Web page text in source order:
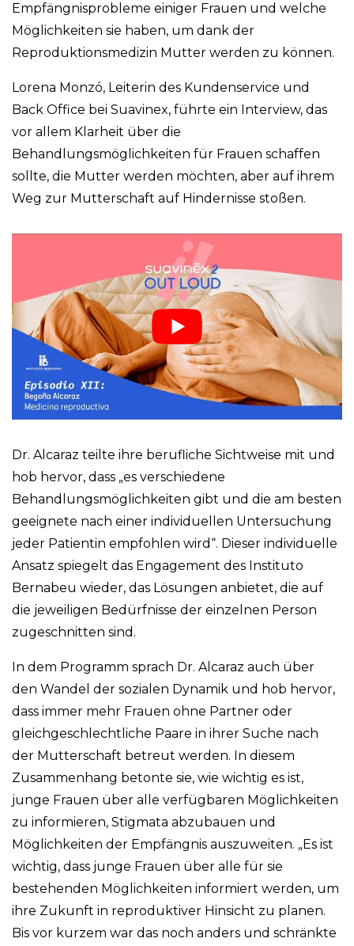
Empfängnisprobleme einiger Frauen und welche
Möglichkeiten sie haben, um dank der
Reproduktionsmedizin Mutter werden zu können.
Lorena Monzó, Leiterin des Kundenservice und
Back Office bei Suavinex, führte ein Interview, das
vor allem Klarheit über die
Behandlungsmöglichkeiten für Frauen schaffen
sollte, die Mutter werden möchten, aber auf ihrem
Weg zur Mutterschaft auf Hindernisse stoßen.
Dr. Alcaraz teilte ihre berufliche Sichtweise mit und
hob hervor, dass „es verschiedene
Behandlungsmöglichkeiten gibt und die am besten
geeignete nach einer individuellen Untersuchung
jeder Patientin empfohlen wird“. Dieser individuelle
Ansatz spiegelt das Engagement des Instituto
Bernabeu wieder, das Lösungen anbietet, die auf
die jeweiligen Bedürfnisse der einzelnen Person
zugeschnitten sind.
In dem Programm sprach Dr. Alcaraz auch über
den Wandel der sozialen Dynamik und hob hervor,
dass immer mehr Frauen ohne Partner oder
gleichgeschlechtliche Paare in ihrer Suche nach
der Mutterschaft betreut werden. In diesem
Zusammenhang betonte sie, wie wichtig es ist,
junge Frauen über alle verfügbaren Möglichkeiten
zu informieren, Stigmata abzubauen und
Möglichkeiten der Empfängnis auszuweiten. „Es ist
wichtig, dass junge Frauen über alle für sie
bestehenden Möglichkeiten informiert werden, um
ihre Zukunft in reproduktiver Hinsicht zu planen.
Bis vor kurzem war das noch anders und schränkte